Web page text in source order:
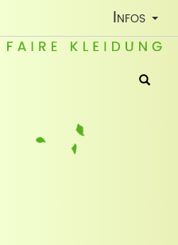
Toggle
Infos